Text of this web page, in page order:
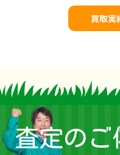
買取実
査定のご